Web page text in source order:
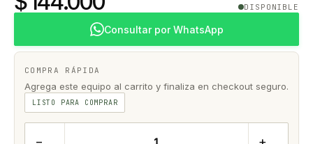
DISPONIBLE
Consultar por WhatsApp
COMPRA RÁPIDA
Agrega este equipo al carrito y finaliza en checkout seguro.
LISTO PARA COMPRAR